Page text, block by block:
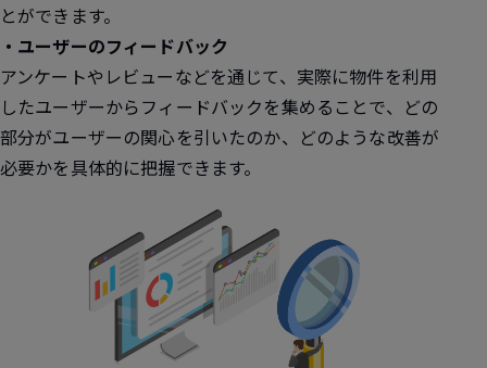
とができます。
・ユーザーのフィードバック
アンケートやレビューなどを通じて、実際に物件を利用
したユーザーからフィードバックを集めることで、どの
部分がユーザーの関心を引いたのか、どのような改善が
必要かを具体的に把握できます。